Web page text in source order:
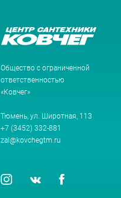
Общество с ограниченной
ответственностью
«Ковчег»
Тюмень, ул. Широтная, 113
+7 (3452) 332-881
zal@kovchegtm.ru